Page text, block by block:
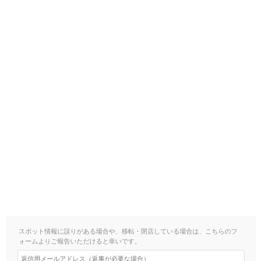
スポット情報に誤りがある場合や、移転・閉店している場合は、こちらのフ
ォームよりご報告いただけると幸いです。